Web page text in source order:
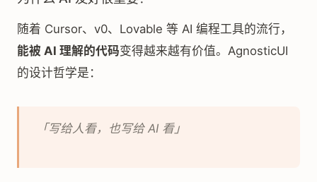
随着 Cursor、v0、Lovable 等 AI 编程工具的流行，
能被 AI 理解的代码变得越来越有价值。AgnosticUI
的设计哲学是：
「写给人看，也写给 AI 看」